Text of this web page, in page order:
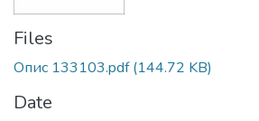
Files
Опис 133103.pdf(144.72 KB)
Date